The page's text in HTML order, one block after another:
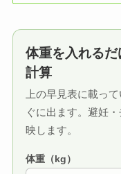
体重を入れる
計算
上の早見表に載っ
ぐに出ます。避妊
映します。
体重（kg）